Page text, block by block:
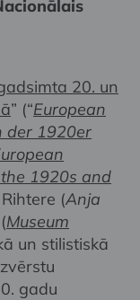
20. un
” (“European
der 1920er
1920s and
(Anja
Museum
un stilistiskā
gadu